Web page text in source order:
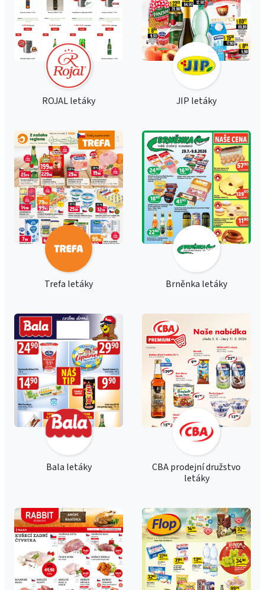
ROJAL letáky JIP letáky
Trefa letáky Brněnka letáky
Bala letáky
CBA prodejní družstvo
letáky